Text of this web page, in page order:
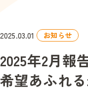
2025.03.01 お知らせ
2025年2月報
希望あふれる